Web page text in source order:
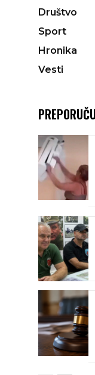
Društvo
Sport
Hronika
Vesti